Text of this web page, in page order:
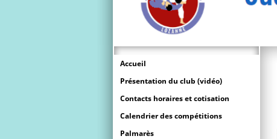
Accueil
Présentation du club (vidéo)
Contacts horaires et cotisation
Calendrier des compétitions
Palmarès